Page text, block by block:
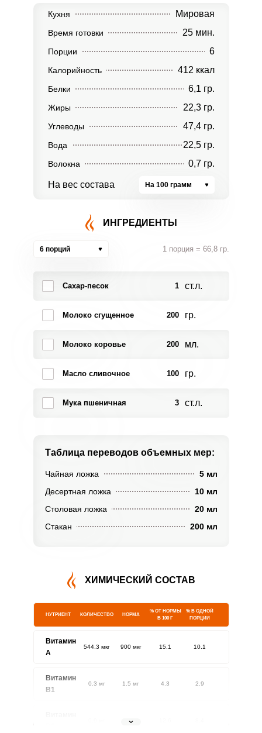
Кухня Мировая
Время готовки 25 мин.
Порции 6
Калорийность 412 ккал
Белки 6,1 гр.
Жиры 22,3 гр.
Углеводы 47,4 гр.
Вода 22,5 гр.
Волокна 0,7 гр.
На вес состава На 100 грамм
ИНГРЕДИЕНТЫ
6 порций 1 порция = 66,8 гр.
Сахар-песок 1 ст.л.
Молоко сгущенное 200 гр.
Молоко коровье 200 мл.
Масло сливочное 100 гр.
Мука пшеничная 3 ст.л.
Таблица переводов объемных мер:
Чайная ложка
5 мл
Десертная ложка
10 мл
Столовая ложка
20 мл
Стакан
200 мл
ХИМИЧЕСКИЙ СОСТАВ
НУТРИЕНТ КОЛИЧЕСТВО НОРМА
% ОТ НОРМЫ
В 100 Г
% В ОДНОЙ
ПОРЦИИ
Витамин
A
544.3 мкг 900 мкг 15.1 10.1
Витамин
В1
0.3 мг 1.5 мг 4.3 2.9
1.8 мг